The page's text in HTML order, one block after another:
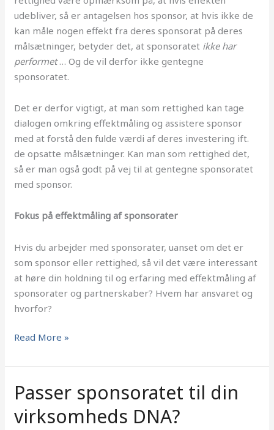
udebliver, så er antagelsen hos sponsor, at hvis ikke de
kan måle nogen effekt fra deres sponsorat på deres
målsætninger, betyder det, at sponsoratet ikke har
performet… Og de vil derfor ikke gentegne
sponsoratet.
Det er derfor vigtigt, at man som rettighed kan tage
dialogen omkring effektmåling og assistere sponsor
med at forstå den fulde værdi af deres investering ift.
de opsatte målsætninger. Kan man som rettighed det,
så er man også godt på vej til at gentegne sponsoratet
med sponsor.
Fokus på effektmåling af sponsorater
Hvis du arbejder med sponsorater, uanset om det er
som sponsor eller rettighed, så vil det være interessant
at høre din holdning til og erfaring med effektmåling af
sponsorater og partnerskaber? Hvem har ansvaret og
hvorfor?
Read More »
Passer sponsoratet til din
virksomheds DNA?
Passer
sponsoratet
til